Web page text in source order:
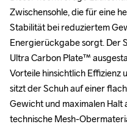
Zwischensohle, die für eine
Stabilität bei reduziertem
Energierückgabe sorgt. Der
Ultra Carbon Plate™
Vorteile hinsichtlich Effizienz
sitzt der Schuh auf einer
Gewicht und maximalen Halt
technische Mesh-
Zwischensohle, die für eine
Stabilität bei reduziertem
Energierückgabe sorgt. Der
Ultra Carbon Plate™
Vorteile hinsichtlich Effizienz
sitzt der Schuh auf einer
Gewicht und maximalen Halt
technische Mesh-